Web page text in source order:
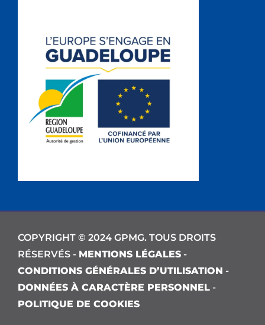
COPYRIGHT © 2024 GPMG. TOUS DROITS
RÉSERVÉS - MENTIONS LÉGALES -
CONDITIONS GÉNÉRALES D’UTILISATION -
DONNÉES À CARACTÈRE PERSONNEL -
POLITIQUE DE COOKIES